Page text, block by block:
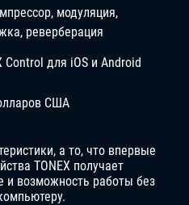
модуляция,
реверберация
Control для iOS и Android
США
а то, что впервые
TONEX получает
и возможность работы без